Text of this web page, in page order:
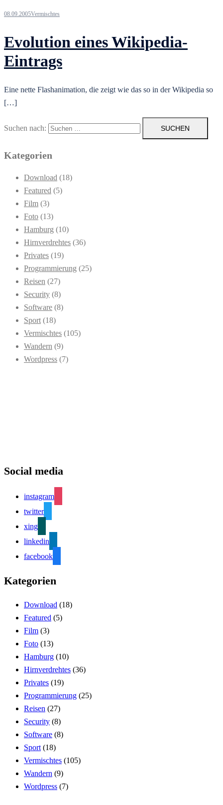
08.09.2005Vermischtes
Evolution eines Wikipedia-
Eintrags
Eine nette Flashanimation, die zeigt wie das so in der Wikipedia so
[…]
Suchen nach:
Kategorien
Download (18)
Featured (5)
Film (3)
Foto (13)
Hamburg (10)
Hirnverdrehtes (36)
Privates (19)
Programmierung (25)
Reisen (27)
Security (8)
Software (8)
Sport (18)
Vermischtes (105)
Wandern (9)
Wordpress (7)
Social media
instagram
twitter
xing
linkedin
facebook
Kategorien
Download (18)
Featured (5)
Film (3)
Foto (13)
Hamburg (10)
Hirnverdrehtes (36)
Privates (19)
Programmierung (25)
Reisen (27)
Security (8)
Software (8)
Sport (18)
Vermischtes (105)
Wandern (9)
Wordpress (7)